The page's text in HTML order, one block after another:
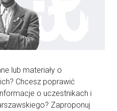
lub materiały o
Chcesz poprawić
o uczestnikach i
Zaproponuj